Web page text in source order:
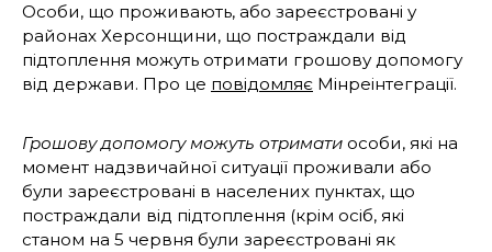
Особи, що проживають, або зареєстровані у
районах Херсонщини, що постраждали від
підтоплення можуть отримати грошову допомогу
від держави. Про це повідомляє Мінреінтеграції.
Грошову допомогу можуть отримати особи, які на
момент надзвичайної ситуації проживали або
були зареєстровані в населених пунктах, що
постраждали від підтоплення (крім осіб, які
станом на 5 червня були зареєстровані як